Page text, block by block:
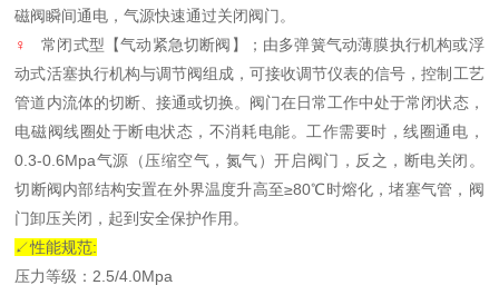
磁阀瞬间通电，气源快速通过关闭阀门。
♀
常闭式型【气动紧急切断阀】；由多弹簧气动薄膜执行机构或浮
动式活塞执行机构与调节阀组成，可接收调节仪表的信号，控制工艺
管道内流体的切断、接通或切换。阀门在日常工作中处于常闭状态，
电磁阀线圈处于断电状态，不消耗电能。工作需要时，线圈通电，
0.3-0.6Mpa气源（压缩空气，氮气）开启阀门，反之，断电关闭。
切断阀内部结构安置在外界温度升高至≥80℃时熔化，堵塞气管，阀
门卸压关闭，起到安全保护作用。
↙性能规范:
压力等级：2.5/4.0Mpa